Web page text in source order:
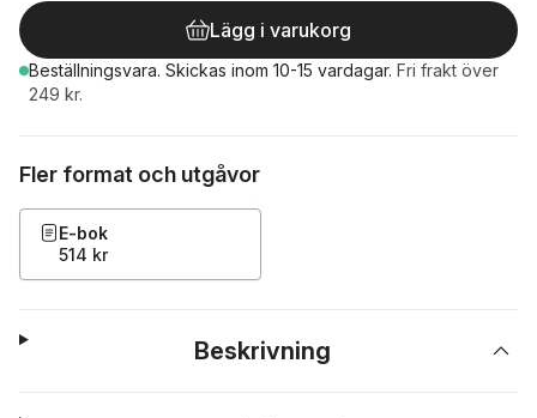
Lägg i varukorg
Beställningsvara. Skickas inom 10-15 vardagar. Fri frakt över
249 kr.
Fler format och utgåvor
E-bok
514 kr
Beskrivning